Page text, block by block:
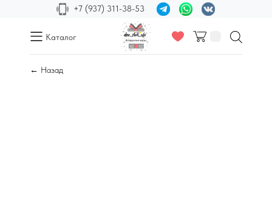
+7 (937) 311-38-53
Каталог
← Назад